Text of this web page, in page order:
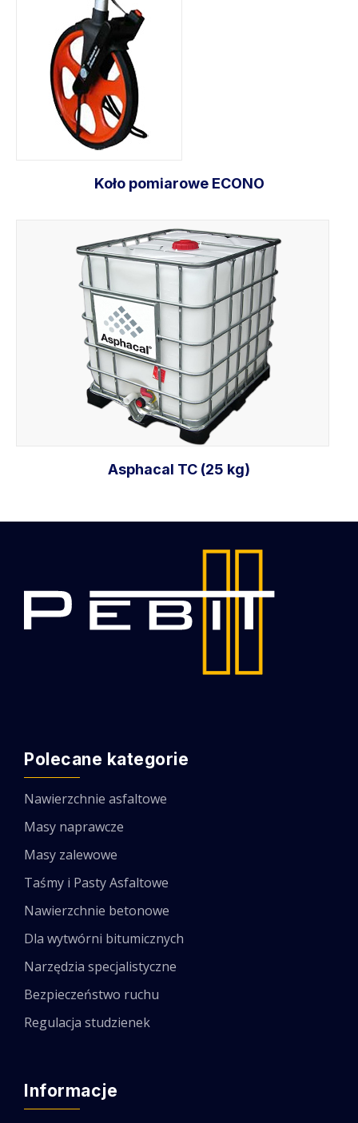
Koło pomiarowe ECONO
Dodaj do koszyka
Asphacal TC (25 kg)
Polecane kategorie
Nawierzchnie asfaltowe
Masy naprawcze
Masy zalewowe
Taśmy i Pasty Asfaltowe
Nawierzchnie betonowe
Dla wytwórni bitumicznych
Narzędzia specjalistyczne
Bezpieczeństwo ruchu
Regulacja studzienek
Informacje